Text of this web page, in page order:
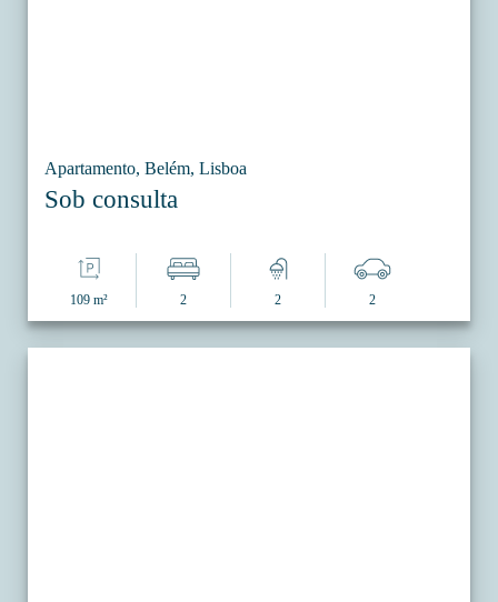
Apartamento, Belém, Lisboa
Sob consulta
109 m² 2 2 2